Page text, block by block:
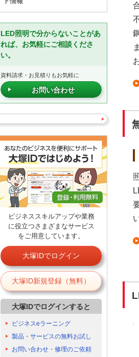
LED照明で分からないことがあ
れば、お気軽にご相談くださ
い。
資料請求・お見積りもお気軽に
お問い合わせ
ビジネススキルアップや業務
に役立つさまざまなサービス
をご用意しています。
大塚IDでログイン
大塚ID新規登録（無料）
大塚IDでログインすると
ビジネスeラーニング
製品・サービスの無料お試し
お問い合わせ・修理のご依頼